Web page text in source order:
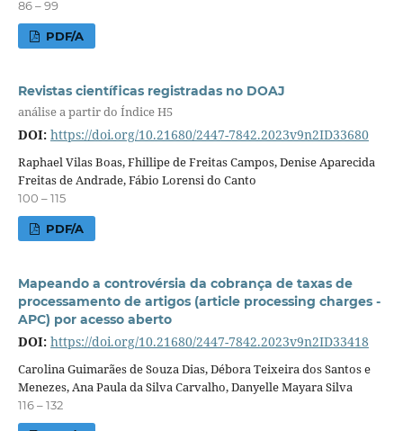
86 – 99
PDF/A
Revistas científicas registradas no DOAJ
análise a partir do Índice H5
DOI: https://doi.org/10.21680/2447-7842.2023v9n2ID33680
Raphael Vilas Boas, Fhillipe de Freitas Campos, Denise Aparecida
Freitas de Andrade, Fábio Lorensi do Canto
100 – 115
PDF/A
Mapeando a controvérsia da cobrança de taxas de
processamento de artigos (article processing charges -
APC) por acesso aberto
DOI: https://doi.org/10.21680/2447-7842.2023v9n2ID33418
Carolina Guimarães de Souza Dias, Débora Teixeira dos Santos e
Menezes, Ana Paula da Silva Carvalho, Danyelle Mayara Silva
116 – 132